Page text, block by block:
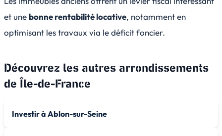
et une bonne rentabilité locative, notamment en
optimisant les travaux via le déficit foncier.
Découvrez les autres arrondissements
deÎle-de-France
Investir à Ablon-sur-Seine